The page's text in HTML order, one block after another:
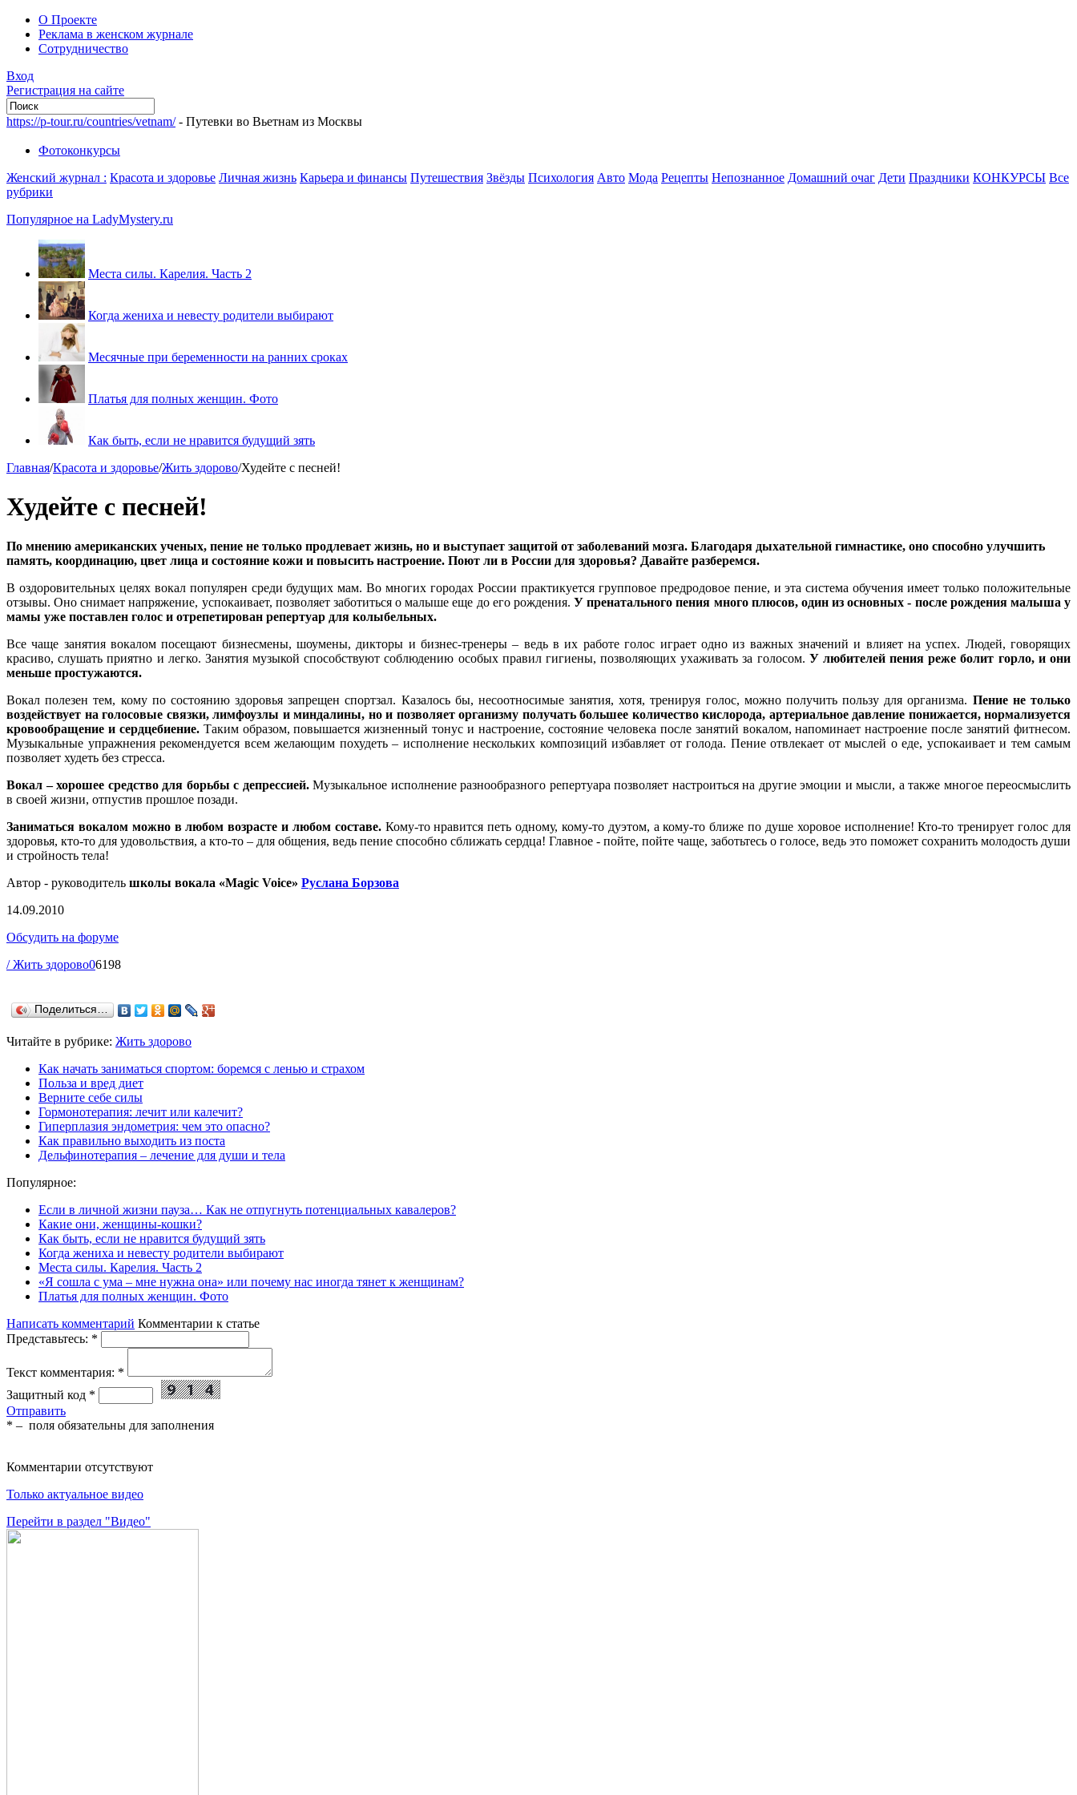
О Проекте
Реклама в женском журнале
Сотрудничество
Вход
Регистрация на сайте
https://p-tour.ru/countries/vetnam/- Путевки во Вьетнам из Москвы
Фотоконкурсы
Женский журнал : Красота и здоровье Личная жизнь Карьера и финансы Путешествия Звёзды Психология Авто Мода Рецепты Непознанное Домашний очаг Дети Праздники КОНКУРСЫ Все
рубрики
Популярное на LadyMystery.ru
Места силы. Карелия. Часть 2
Когда жениха и невесту родители выбирают
Месячные при беременности на ранних сроках
Платья для полных женщин. Фото
Как быть, если не нравится будущий зять
Главная/Красота и здоровье/Жить здорово/Худейте с песней!
Худейте с песней!
По мнению американских ученых, пение не только продлевает жизнь, но и выступает защитой от заболеваний мозга. Благодаря дыхательной гимнастике, оно способно улучшить
память, координацию, цвет лица и состояние кожи и повысить настроение. Поют ли в России для здоровья? Давайте разберемся.
В оздоровительных целях вокал популярен среди будущих мам. Во многих городах России практикуется групповое предродовое пение, и эта система обучения имеет только положительные
отзывы. Оно снимает напряжение, успокаивает, позволяет заботиться о малыше еще до его рождения.У пренатального пения много плюсов, один из основных - после рождения малыша у
мамы уже поставлен голос и отрепетирован репертуар для колыбельных.
Все чаще занятия вокалом посещают бизнесмены, шоумены, дикторы и бизнес-тренеры – ведь в их работе голос играет одно из важных значений и влияет на успех. Людей, говорящих
красиво, слушать приятно и легко. Занятия музыкой способствуют соблюдению особых правил гигиены, позволяющих ухаживать за голосом. У любителей пения реже болит горло, и они
меньше простужаются.
Вокал полезен тем, кому по состоянию здоровья запрещен спортзал. Казалось бы, несоотносимые занятия, хотя, тренируя голос, можно получить пользу для организма. Пение не только
воздействует на голосовые связки, лимфоузлы и миндалины, но и позволяет организму получать большее количество кислорода, артериальное давление понижается, нормализуется
кровообращение и сердцебиение.Таким образом, повышается жизненный тонус и настроение, состояние человека после занятий вокалом, напоминает настроение после занятий фитнесом.
Музыкальные упражнения рекомендуется всем желающим похудеть – исполнение нескольких композиций избавляет от голода. Пение отвлекает от мыслей о еде, успокаивает и тем самым
позволяет худеть без стресса.
Вокал – хорошее средство для борьбы с депрессией.Музыкальное исполнение разнообразного репертуара позволяет настроиться на другие эмоции и мысли, а также многое переосмыслить
в своей жизни, отпустив прошлое позади.
Заниматься вокалом можно в любом возрасте и любом составе.Кому-то нравится петь одному, кому-то дуэтом, а кому-то ближе по душе хоровое исполнение! Кто-то тренирует голос для
здоровья, кто-то для удовольствия, а кто-то – для общения, ведь пение способно сближать сердца! Главное - пойте, пойте чаще, заботьтесь о голосе, ведь это поможет сохранить молодость души
и стройность тела!
Автор - руководитель школы вокала «Magic Voice» Руслана Борзова
14.09.2010
Обсудить на форуме
/ Жить здорово06198
Поделиться…
Читайте в рубрике: Жить здорово
Как начать заниматься спортом: боремся с ленью и страхом
Польза и вред диет
Верните себе силы
Гормонотерапия: лечит или калечит?
Гиперплазия эндометрия: чем это опасно?
Как правильно выходить из поста
Дельфинотерапия – лечение для души и тела
Популярное:
Если в личной жизни пауза… Как не отпугнуть потенциальных кавалеров?
Какие они, женщины-кошки?
Как быть, если не нравится будущий зять
Когда жениха и невесту родители выбирают
Места силы. Карелия. Часть 2
«Я сошла с ума – мне нужна она» или почему нас иногда тянет к женщинам?
Платья для полных женщин. Фото
Написать комментарий Комментарии к статье
Представьтесь: *
Текст комментария: *
Защитный код *
Отправить
* – поля обязательны для заполнения
Комментарии отсутствуют
Только актуальное видео
Перейти в раздел "Видео"